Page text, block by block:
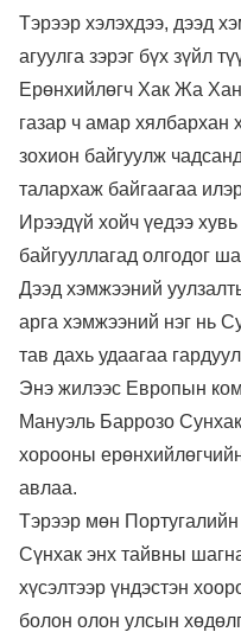
Тэрээр хэлэхдээ, дээд
агуулга зэрэг бүх зүйл
Ерөнхийлөгч Хак Жа
газар ч амар хялбархан
зохион байгуулж
талархаж байгаагаа
Ирээдүй хойч үедээ
байгууллагад олгодог
Дээд хэмжээний
арга хэмжээний нэг нь
тав дахь удаагаа
Энэ жилээс Европын
Мануэль Баррозо
хорооны
авлаа.
Тэрээр мөн
Сүнхак энх тайвны
хүсэлтээр үндэстэн
болон олон улсын